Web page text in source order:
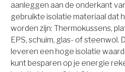
aanleggen aan de onderkant
gebruikte isolatie materiaal dat
worden zijn: Thermokussens,
EPS, schuim, glas- of steenwol.
leveren een hoge isolatie
kunt besparen op je energie